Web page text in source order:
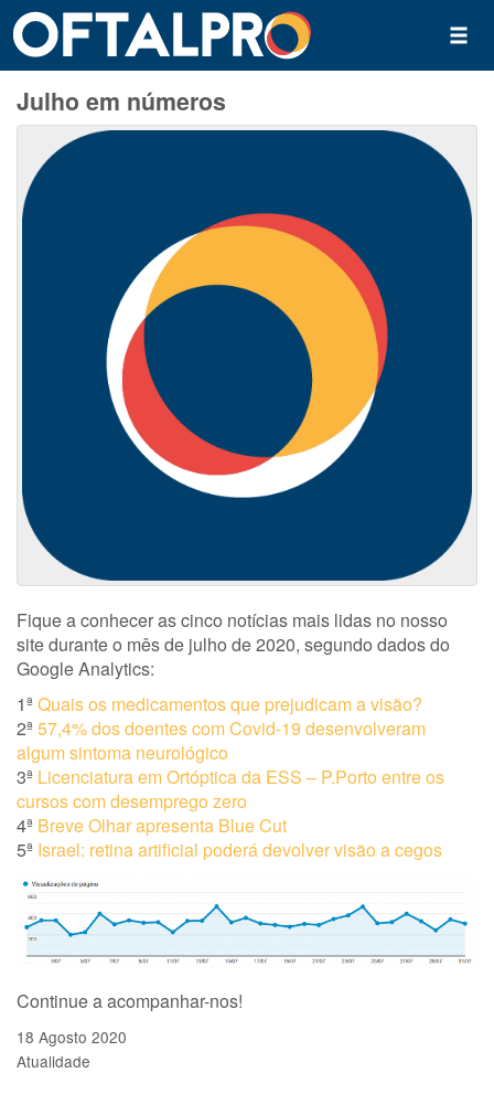
Julho em números
Fique a conhecer as cinco notícias mais lidas no nosso
site durante o mês de julho de 2020, segundo dados do
Google Analytics:
1ªQuais os medicamentos que prejudicam a visão?
2ª57,4% dos doentes com Covid-19 desenvolveram
algum sintoma neurológico
3ª Licenciatura em Ortóptica da ESS – P.Porto entre os
cursos com desemprego zero
4ª Breve Olhar apresenta Blue Cut
5ª Israel: retina artificial poderá devolver visão a cegos
Continue a acompanhar-nos!
18 Agosto 2020
Atualidade